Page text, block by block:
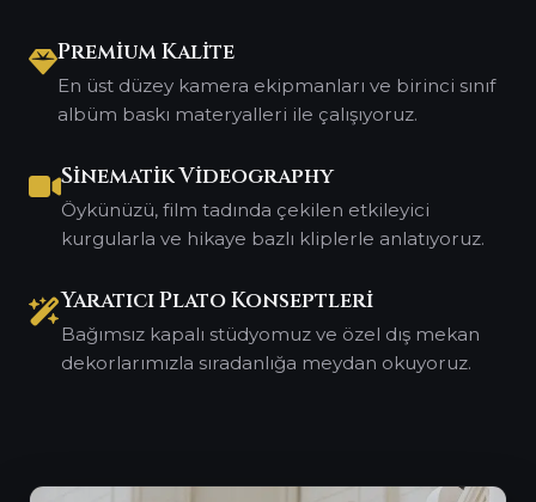
Premium Kalite
En üst düzey kamera ekipmanları ve birinci sınıf
albüm baskı materyalleri ile çalışıyoruz.
Sinematik Videography
Öykünüzü, film tadında çekilen etkileyici
kurgularla ve hikaye bazlı kliplerle anlatıyoruz.
Yaratıcı Plato Konseptleri
Bağımsız kapalı stüdyomuz ve özel dış mekan
dekorlarımızla sıradanlığa meydan okuyoruz.